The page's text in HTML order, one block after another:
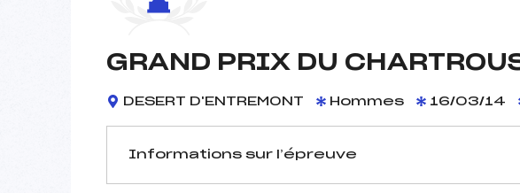
GRAND PRIX DU
DESERT D'ENTREMONT Hommes 16/03/14
Informations sur l’épreuve